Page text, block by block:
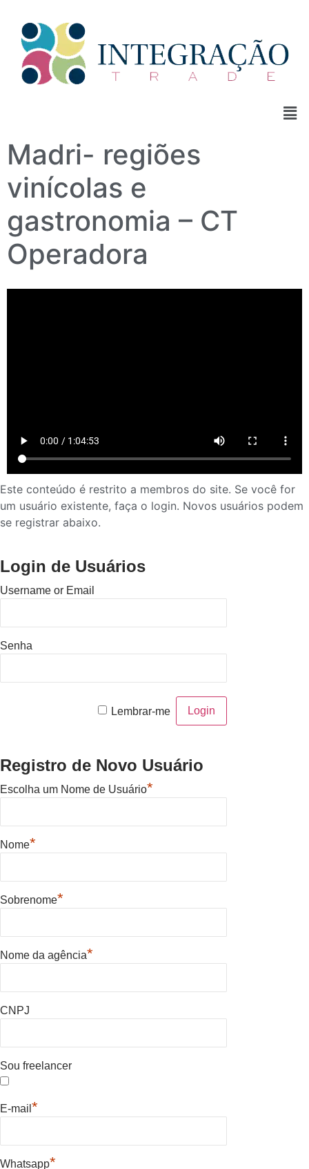
Madri- regiões
vinícolas e
gastronomia – CT
Operadora
Este conteúdo é restrito a membros do site. Se você for
um usuário existente, faça o login. Novos usuários podem
se registrar abaixo.
Login de Usuários
Username or Email
Senha
Lembrar-me
Registro de Novo Usuário
Escolha um Nome de Usuário*
Nome*
Sobrenome*
Nome da agência*
CNPJ
Sou freelancer
E-mail *
Whatsapp*